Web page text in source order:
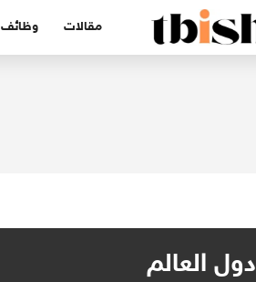
مقالات وظائف
دول العالم